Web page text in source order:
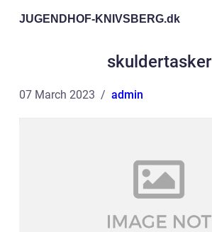
JUGENDHOF-KNIVSBERG.dk
skuldertasker
07 March 2023 admin